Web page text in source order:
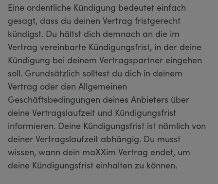
Eine ordentliche Kündigung bedeutet einfach
gesagt, dass du deinen Vertrag fristgerecht
kündigst. Du hältst dich demnach an die im
Vertrag vereinbarte Kündigungsfrist, in der deine
Kündigung bei deinem Vertragspartner eingehen
soll. Grundsätzlich solltest du dich in deinem
Vertrag oder den Allgemeinen
Geschäftsbedingungen deines Anbieters über
deine Vertragslaufzeit und Kündigungsfrist
informieren. Deine Kündigungsfrist ist nämlich von
deiner Vertragslaufzeit abhängig. Du musst
wissen, wann dein maXXim Vertrag endet, um
deine Kündigungsfrist einhalten zu können.